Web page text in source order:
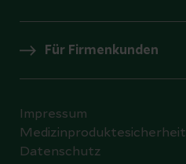
Für Firmenkunden
Impressum
Medizinproduktesicherheit
Datenschutz